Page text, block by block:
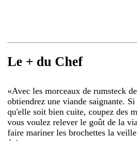
Le + du Chef
«Avec les morceaux de rumsteck
obtiendrez une viande saignante.
qu'elle soit bien cuite, coupez des
vous voulez relever le goût de la
faire mariner les brochettes la